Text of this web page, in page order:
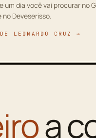
um dia você vai procurar no
Deveserisso.
LEONARDO CRUZ →
a